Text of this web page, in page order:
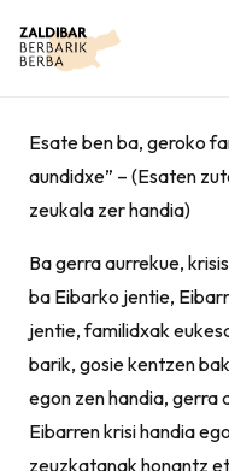
Esate ben ba, geroko
aundidxe” – (Esaten
zeukala zer handia)
Ba gerra aurrekue,
ba Eibarko jentie,
jentie, familidxak
barik, gosie kentzen
egon zen handia, gerra
Eibarren krisi handia
zeuzkatanak honantz